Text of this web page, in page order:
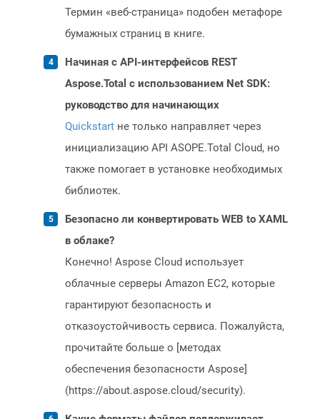
Термин «веб-страница» подобен метафоре
бумажных страниц в книге.
Начиная с API-интерфейсов REST
Aspose.Total с использованием Net SDK:
руководство для начинающих
Quickstart не только направляет через
инициализацию API ASOPE.Total Cloud, но
также помогает в установке необходимых
библиотек.
Безопасно ли конвертировать WEB to XAML
в облаке?
Конечно! Aspose Cloud использует
облачные серверы Amazon EC2, которые
гарантируют безопасность и
отказоустойчивость сервиса. Пожалуйста,
прочитайте больше о [методах
обеспечения безопасности Aspose]
(https://about.aspose.cloud/security).